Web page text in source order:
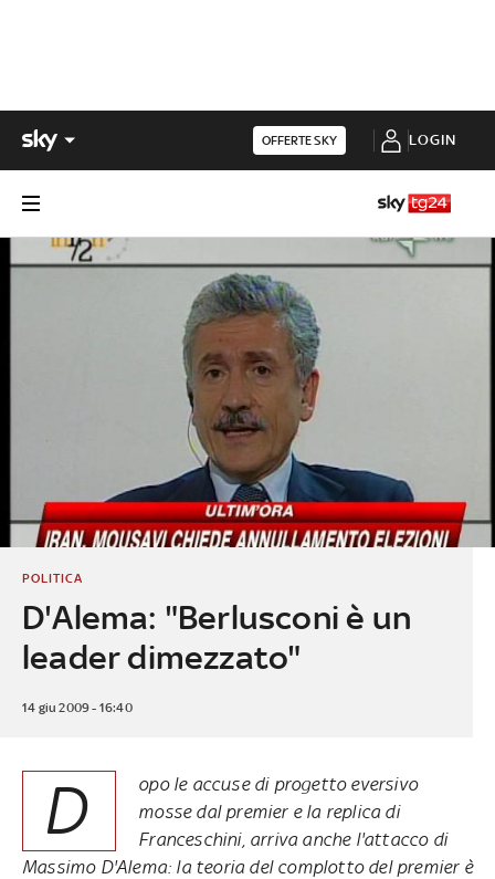
OFFERTE SKY LOGIN
D'Alema: "Berlusconi è un
leader dimezzato"
POLITICA
14 giu 2009 - 16:40
D
opo le accuse di progetto eversivo
mosse dal premier e la replica di
Franceschini, arriva anche l'attacco di
Massimo D'Alema: la teoria del complotto del premier è